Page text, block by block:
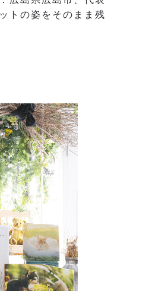
トの姿をそのまま残